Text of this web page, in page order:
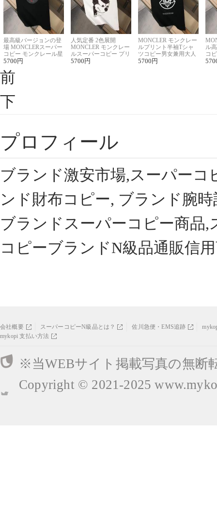
最高級バージョンの登
場 MONCLERスーパー
コピー モンクレール星
座半袖Tシャツ
5700 円
人気定番 2色展開
MONCLER モンクレー
ルスーパーコピー プリ
ント半袖Tシャツ
5700 円
MONCLER モンクレー
ルプリント半袖Tシャ
ツコピー男女兼用大人
可愛い春夏コーデ
5700 円
ル
コ
ィ
前
下
プロフィール
ブランド激安市場,スーパー
ンド財布コピー, ブランド腕
ブランドスーパーコピー商品
コピーブランドN級品通販信
会社概要 スーパーコピーN級品とは？ 佐川急便・EMS追跡
mykopi 支払い方法
※当WEBサイト掲載写真の無断
Copyright © 2021-2025